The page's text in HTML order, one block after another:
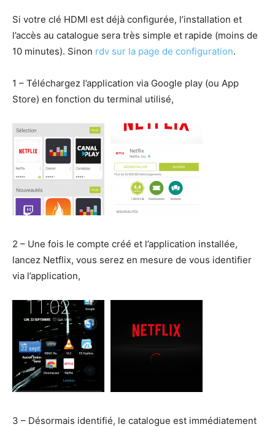
Si votre clé HDMI est déjà configurée, l’installation et
l’accès au catalogue sera très simple et rapide (moins de
10 minutes). Sinon rdv sur la page de configuration.
1 – Téléchargez l’application via Google play (ou App
Store) en fonction du terminal utilisé,
2 – Une fois le compte créé et l’application installée,
lancez Netflix, vous serez en mesure de vous identifier
via l’application,
3 – Désormais identifié, le catalogue est immédiatement